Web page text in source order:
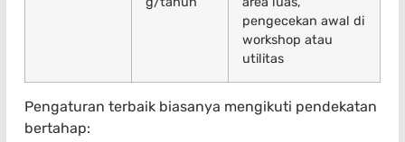
pengecekan awal di
workshop atau
utilitas
Pengaturan terbaik biasanya mengikuti pendekatan
bertahap: